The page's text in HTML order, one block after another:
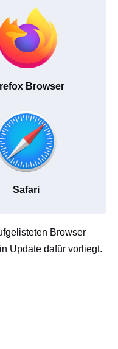
Browser
Safari
Browser
Update dafür vorliegt.